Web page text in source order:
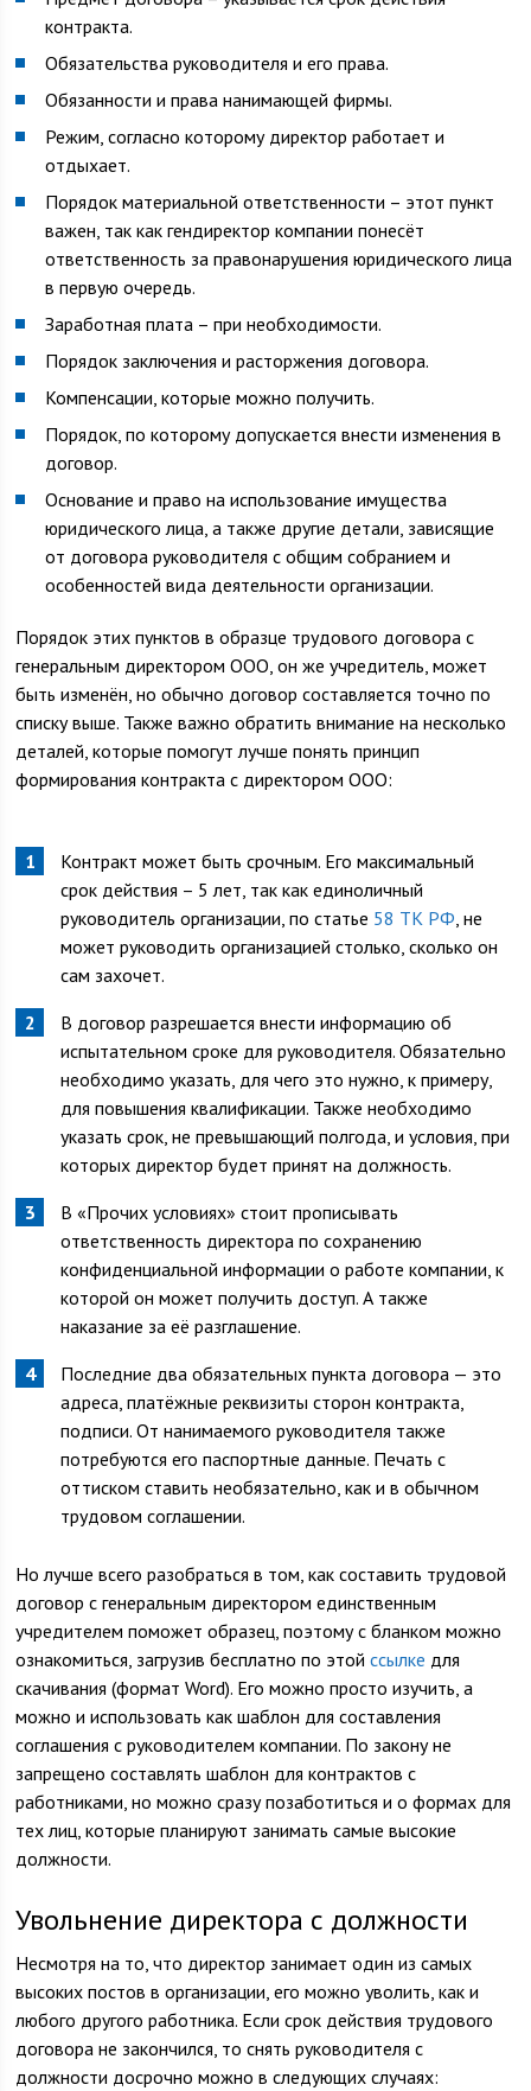
контракта.
Обязательства руководителя и его права.
Обязанности и права нанимающей фирмы.
Режим, согласно которому директор работает и
отдыхает.
Порядок материальной ответственности – этот пункт
важен, так как гендиректор компании понесёт
ответственность за правонарушения юридического лица
в первую очередь.
Заработная плата – при необходимости.
Порядок заключения и расторжения договора.
Компенсации, которые можно получить.
Порядок, по которому допускается внести изменения в
договор.
Основание и право на использование имущества
юридического лица, а также другие детали, зависящие
от договора руководителя с общим собранием и
особенностей вида деятельности организации.
Порядок этих пунктов в образце трудового договора с
генеральным директором ООО, он же учредитель, может
быть изменён, но обычно договор составляется точно по
списку выше. Также важно обратить внимание на несколько
деталей, которые помогут лучше понять принцип
формирования контракта с директором ООО:
Контракт может быть срочным. Его максимальный
срок действия – 5 лет, так как единоличный
руководитель организации, по статье 58 ТК РФ, не
может руководить организацией столько, сколько он
сам захочет.
В договор разрешается внести информацию об
испытательном сроке для руководителя. Обязательно
необходимо указать, для чего это нужно, к примеру,
для повышения квалификации. Также необходимо
указать срок, не превышающий полгода, и условия, при
которых директор будет принят на должность.
В «Прочих условиях» стоит прописывать
ответственность директора по сохранению
конфиденциальной информации о работе компании, к
которой он может получить доступ. А также
наказание за её разглашение.
Последние два обязательных пункта договора — это
адреса, платёжные реквизиты сторон контракта,
подписи. От нанимаемого руководителя также
потребуются его паспортные данные. Печать с
оттиском ставить необязательно, как и в обычном
трудовом соглашении.
Но лучше всего разобраться в том, как составить трудовой
договор с генеральным директором единственным
учредителем поможет образец, поэтому с бланком можно
ознакомиться, загрузив бесплатно по этойссылке для
скачивания (формат Word). Его можно просто изучить, а
можно и использовать как шаблон для составления
соглашения с руководителем компании. По закону не
запрещено составлять шаблон для контрактов с
работниками, но можно сразу позаботиться и о формах для
тех лиц, которые планируют занимать самые высокие
должности.
Увольнение директора с должности
Несмотря на то, что директор занимает один из самых
высоких постов в организации, его можно уволить, как и
любого другого работника. Если срок действия трудового
договора не закончился, то снять руководителя с
должности досрочно можно в следующих случаях: